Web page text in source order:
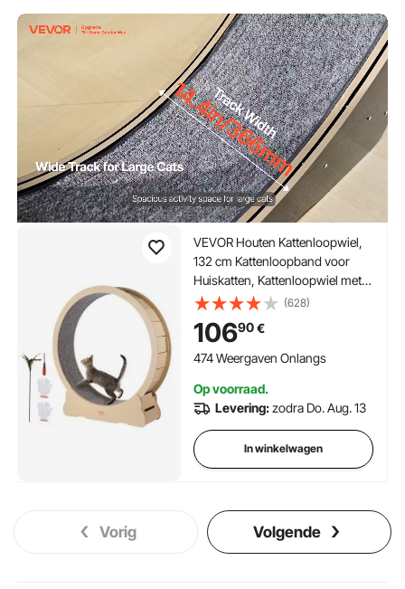
VEVOR Houten Kattenloopwiel,
132 cm Kattenloopband voor
Huiskatten, Kattenloopwiel met
Verwijderbaar Tapijt en
Sportspeelgoed voor de meeste
katten tot 13 kg
(628)
10690€
474 Weergaven Onlangs
Op voorraad.
Levering:zodra Do. Aug. 13
In winkelwagen
Vorig Volgende